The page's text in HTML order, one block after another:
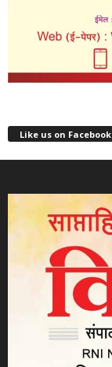
Like us on Facebook